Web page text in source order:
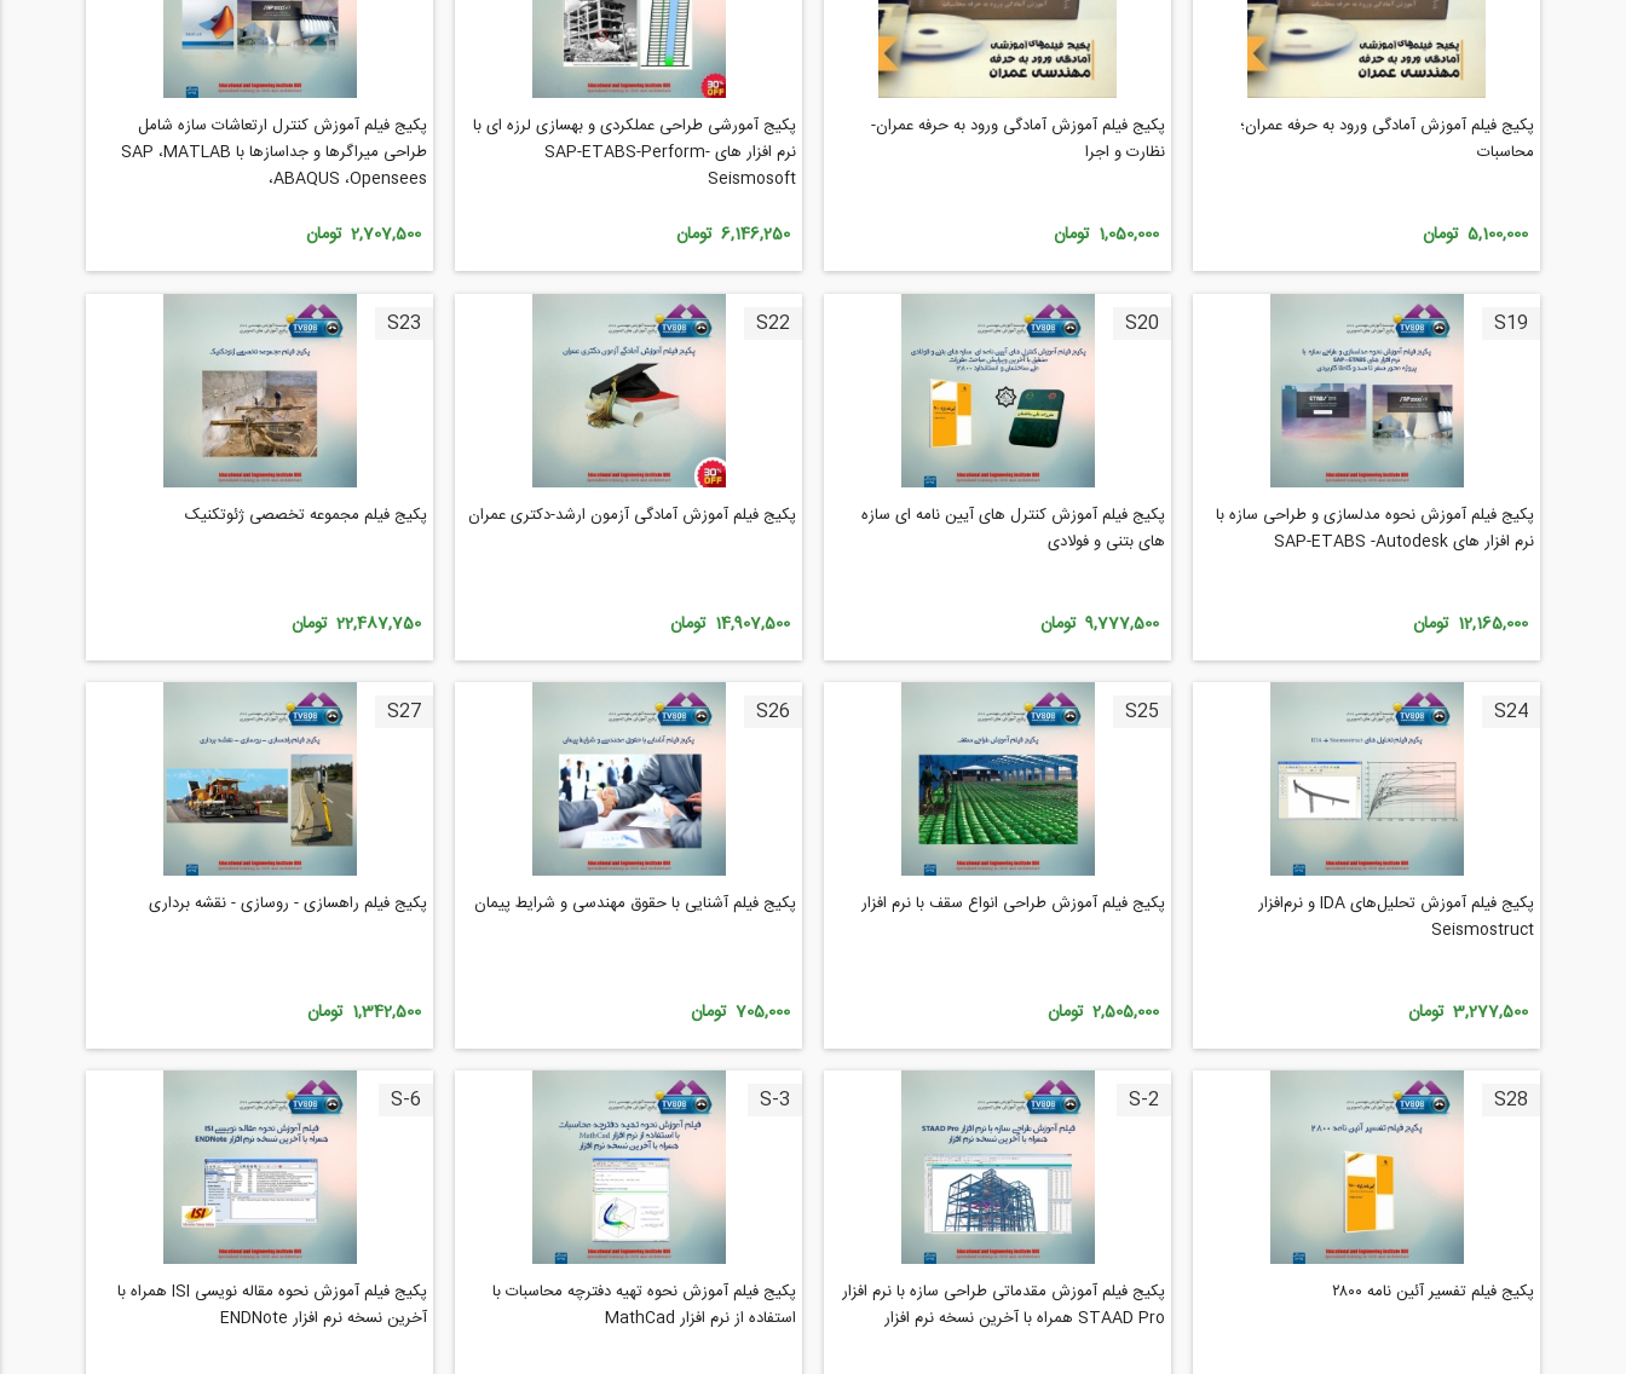
پکیج فیلم آموزش آمادگی ورود به حرفه عمران؛
محاسبات
5,100,000 تومان
پکیج فیلم آموزش آمادگی ورود به حرفه عمران-
نظارت و اجرا
1,050,000 تومان
پکیج آمورشی طراحی عملکردی و بهسازی لرزه ای با
نرم افزار های SAP-ETABS-Perform-
Seismosoft
6,146,250 تومان
پکیج فیلم آموزش کنترل ارتعاشات سازه شامل
طراحی میراگرها و جداسازها با SAP ،MATLAB
،ABAQUS ،Opensees
2,707,500 تومان
S19
پکیج فیلم آموزش نحوه مدلسازی و طراحی سازه با
نرم افزار های SAP-ETABS -Autodesk
12,165,000 تومان
S20
پکیج فیلم آموزش کنترل های آیین نامه ای سازه
های بتنی و فولادی
9,777,500 تومان
S22
پکیج فیلم آموزش آمادگی آزمون ارشد-دکتری عمران
14,907,500 تومان
S23
پکیج فیلم مجموعه تخصصی ژئوتکنیک
22,487,750 تومان
S24
پکیج فیلم آموزش تحلیل‌های IDA و نرم‌افزار
Seismostruct
3,277,500 تومان
S25
پکیج فیلم آموزش طراحی انواع سقف با نرم افزار
2,505,000 تومان
S26
پکیج فیلم آشنایی با حقوق مهندسی و شرایط پیمان
705,000 تومان
S27
پکیج فیلم راهسازی - روسازی - نقشه برداری
1,342,500 تومان
S28
پکیج فیلم تفسیر آئین نامه ۲۸۰۰
S-2
پکیج فیلم آموزش مقدماتی طراحی سازه با نرم افزار
STAAD Pro همراه با آخرین نسخه نرم افزار
S-3
پکیج فیلم آموزش نحوه تهیه دفترچه محاسبات با
استفاده از نرم افزار MathCad
S-6
پکیج فیلم آموزش نحوه مقاله نویسی ISI همراه با
آخرین نسخه نرم افزار ENDNote